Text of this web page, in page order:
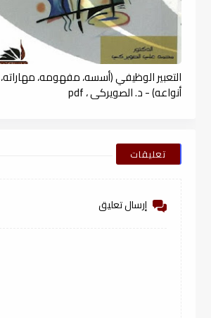
التعبير الوظيفي (أسسه، مفهومه، مهاراته،
أنواعه) - د. الصويركي ، pdf
تعليقات
إرسال تعليق